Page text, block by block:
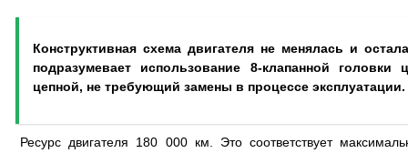
Конструктивная схема двигателя не менялась и
подразумевает использование 8-клапанной
цепной, не требующий замены в процессе эксплуатации.
Ресурс двигателя 180 000 км. Это соответствует